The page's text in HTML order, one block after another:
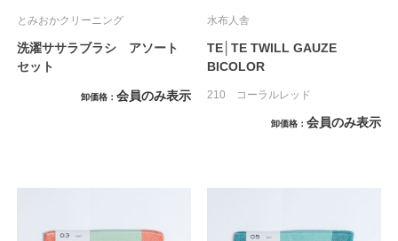
とみおかクリーニング
洗濯ササラブラシ アソート
セット
卸価格 会員のみ表示
水布人舎
TE│TE TWILL GAUZE
BICOLOR
210 コーラルレッド
卸価格 会員のみ表示